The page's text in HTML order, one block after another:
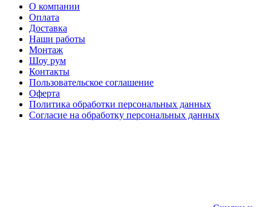
О компании
Оплата
Доставка
Наши работы
Монтаж
Шоу рум
Контакты
Пользовательское соглашение
Оферта
Политика обработки персональных данных
Согласие на обработку персональных данных